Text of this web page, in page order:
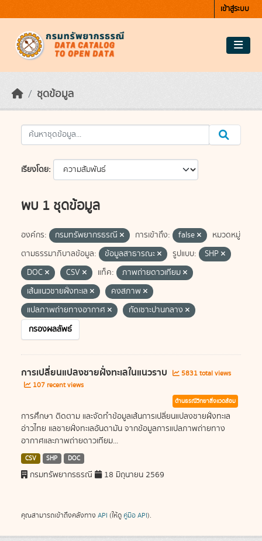
เข้าสู่ระบบ
ชุดข้อมูล
เรียงโดย
พบ 1 ชุดข้อมูล
องค์กร: กรมทรัพยากรธรณี การเข้าถึง: false
หมวดหมู่
ตามธรรมาภิบาลข้อมูล:
ข้อมูลสาธารณะ รูปแบบ:
SHP
DOC
CSV แท็ค:
ภาพถ่ายดาวเทียม
เส้นแนวชายฝั่งทะเล
คงสภาพ
แปลภาพถ่ายทางอากาศ
กัดเซาะปานกลาง
กรองผลลัพธ์
การเปลี่ยนแปลงชายฝั่งทะเลในแนวราบ
5831 total views
107 recent views
ด้านธรณีวิทยาสิ่งแวดล้อม
การศึกษา ติดตาม และจัดทำข้อมูลเส้นการเปลี่ยนแปลงชายฝั่งทะเล
อ่าวไทย แลชายฝั่งทะเลอันดามัน จากข้อมูลการแปลภาพถ่ายทาง
อากาศและภาพถ่ายดาวเทียม...
CSV SHP DOC
กรมทรัพยากรธรณี 18 มิถุนายน 2569
คุณสามารถเข้าถึงคลังทาง API (ให้ดู คู่มือ API).